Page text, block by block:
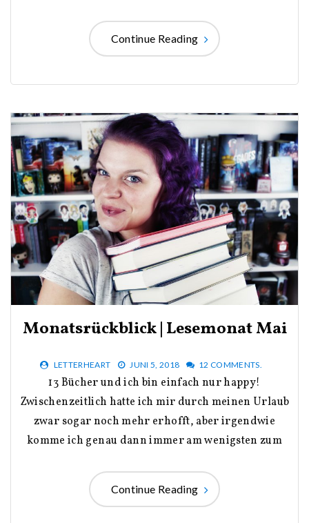
Continue Reading
Monatsrückblick | Lesemonat Mai
LETTERHEART JUNI 5, 2018 12 COMMENTS.
13 Bücher und ich bin einfach nur happy!
Zwischenzeitlich hatte ich mir durch meinen Urlaub
zwar sogar noch mehr erhofft, aber irgendwie
komme ich genau dann immer am wenigsten zum
Continue Reading